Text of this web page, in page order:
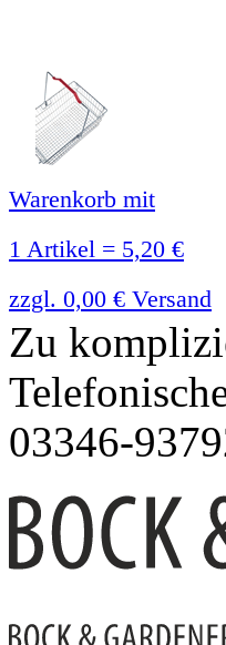
Warenkorb mit
1 Artikel = 5,20 €
zzgl. 0,00 € Versand
Zu
03346-